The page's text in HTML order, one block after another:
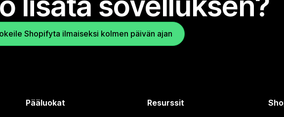
Shopifyta ilmaiseksi kolmen päivän ajan
Pääluokat Resurssit